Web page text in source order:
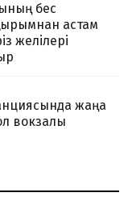
бес
астам
желілері
жаңа
вокзалы